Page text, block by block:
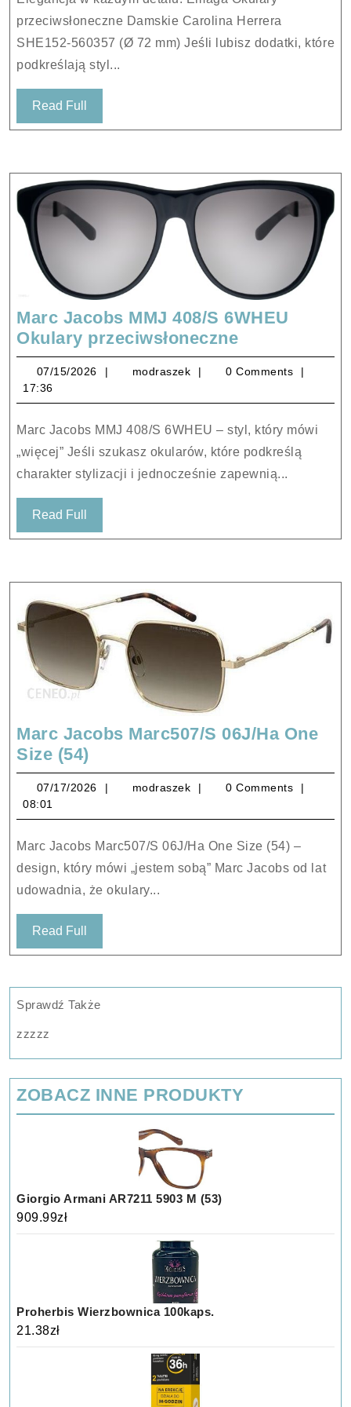
Herrera
SHE152-
560357
przeciwsłoneczne Damskie Carolina Herrera
SHE152-560357 (Ø 72 mm) Jeśli lubisz dodatki, które
podkreślają styl...
Read Full
Full
Marc Jacobs MMJ 408/S 6WHEU
Okulary przeciwsłoneczneMarc
Jacobs
MMJ
408/S
6WHEU
Okulary
07/15/2026 07/15/2026
modraszek modraszek
0 Comments
17:36
Marc Jacobs MMJ 408/S 6WHEU – styl, który mówi
„więcej” Jeśli szukasz okularów, które podkreślą
charakter stylizacji i jednocześnie zapewnią...
Read Full
Full
Marc Jacobs Marc507/S 06J/Ha One
Size (54)Marc
Jacobs
Marc507/S
06J/Ha
Size
(54)
07/17/2026 07/17/2026
modraszek modraszek
0 Comments
08:01
Marc Jacobs Marc507/S 06J/Ha One Size (54) –
design, który mówi „jestem sobą” Marc Jacobs od lat
udowadnia, że okulary...
Read Full
Full
Sprawdź Także
zzzzz
ZOBACZ INNE PRODUKTY
Giorgio Armani AR7211 5903 M (53)
909.99zł
Proherbis Wierzbownica 100kaps.
21.38zł